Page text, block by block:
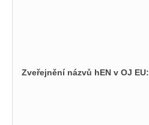
Zveřejnění názvů hEN v OJ EU: